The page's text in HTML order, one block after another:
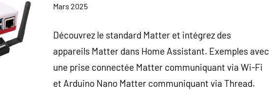
Mars 2025
Découvrez le standard Matter et intégrez des
appareils Matter dans Home Assistant. Exemples avec
une prise connectée Matter communiquant via Wi-Fi
et Arduino Nano Matter communiquant via Thread.